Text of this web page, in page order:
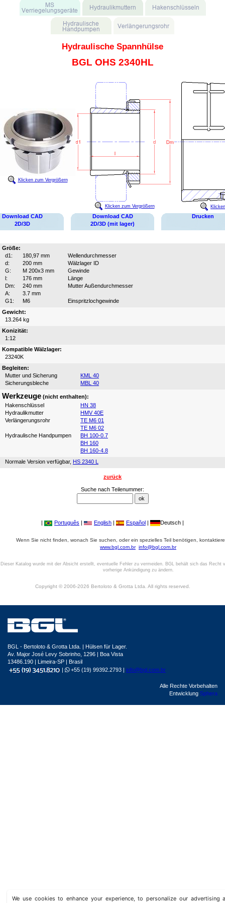
Hydraulische Spannhülse
BGL OHS 2340HL
Klicken zum Vergrößern
Klicken zum Vergrößern
Download CAD
2D/3D
Download CAD
2D/3D (mit lager)
Drucken
Größe:
d1:
180,97 mm
Wellendurchmesser
d:
200 mm
Wälzlager ID
G:
M 200x3 mm
Gewinde
l:
176 mm
Länge
Dm:
240 mm
Mutter Außendurchmesser
A:
3.7 mm
G1:
M6
Einspritzlochgewinde
Gewicht:
13.264 kg
Konizität:
1:12
Kompatible Wälzlager:
23240K
Begleiten:
Mutter und Sicherung
KML 40
Sicherungsbleche
MBL 40
Werkzeuge (nicht enthalten):
Hakenschlüssel
HN 38
Hydraulikmutter
HMV 40E
Verlängerungsrohr
TE M6 01
TE M6 02
Hydraulische Handpumpen
BH 100-0.7
BH 160
BH 160-4.8
Normale Version verfügbar, HS 2340 L
zurück
Suche nach Teilenummer:
| Português | English | Español | Deutsch |
Wenn Sie nicht finden, wonach Sie suchen, oder ein spezielles Teil benötigen,
www.bgl.com.br info@bgl.com.br
Dieser Katalog wurde mit der Absicht erstellt, eventuelle Fehler zu vermeiden. BGL behält sich das Recht
vorherige Ankündigung zu ändern.
Copyright © 2006-2026 Bertoloto & Grotta Ltda. All rights reserved.
We use cookies to enhance your experience, to personalize our advertising
BGL - Bertoloto & Grotta Ltda. | Hülsen für Lager.
Av. Major José Levy Sobrinho, 1296 | Boa Vista
13486.190 | Limeira-SP | Brasil
|
+55 (19) 99392.2793 | info@bgl.com.br
Alle Rechte Vorbehalten
Entwicklung Sphera